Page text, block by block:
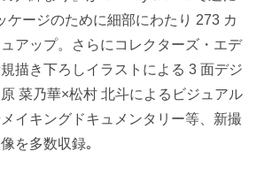
ケージのために細部にわたり 273 カ
アップ。さらにコレクターズ・エデ
描き下ろしイラストによる 3 面デジ
菜乃華×松村 北斗によるビジュアル
イキングドキュメンタリー等、新撮
を多数収録｡